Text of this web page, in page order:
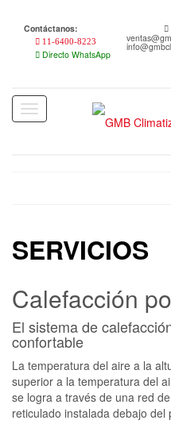
content
Contáctanos:
11-6400-8223
Directo WhatsApp
Toggle
navigation
SERVICIOS
Calefacción
El sistema de
confortable
La temperatura del aire a la
superior a la temperatura del
se logra a través de una red
reticulado instalada debajo